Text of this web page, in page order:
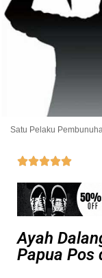
Satu Pelaku

Ayah
Papua Pos